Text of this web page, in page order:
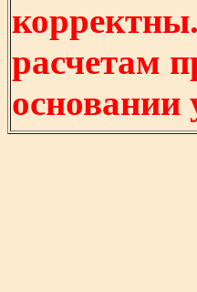
расчетам
основании